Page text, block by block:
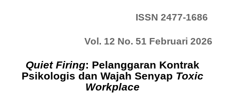
ISSN 2477-1686
Vol. 12 No. 51 Februari 2026
Quiet Firing: Pelanggaran Kontrak
Psikologis dan Wajah Senyap Toxic
Workplace